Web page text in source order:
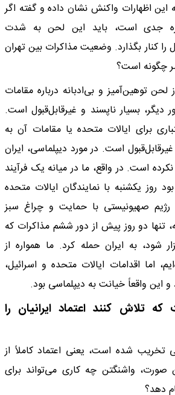
این اظهارات واکنش نشان داده و گفته اگر
جدی است، باید این لحن به شدت
را کنار بگذارد. وضعیت مذاکرات بین تهران
چگونه است؟
توهین‌آمیز و بی‌ادبانه درباره مقامات
بسیار ناپسند و غیرقابل‌قبول است.
برای ایالات متحده یا مقامات آن به
است. در مورد دیپلماسی، ایران
است. در واقع، ما در میانه یک فرآیند
روز یکشنبه با نمایندگان ایالات متحده
رژیم صهیونیستی با حمایت و چراغ سبز
تنها دو روز پیش از دور ششم مذاکرات که
شود، به ایران حمله کرد. ما همواره از
اما اقدامات ایالات متحده و اسرائیل،
این واقعاً خیانت به دیپلماسی بود.
تلاش کنند اعتماد ایرانیان را
تخریب شده است، یعنی اعتماد کاملاً از
واشنگتن چه کاری می‌تواند برای
دهد؟